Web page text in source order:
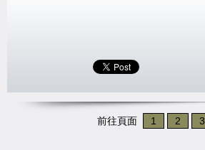
前往頁面 1 2 3